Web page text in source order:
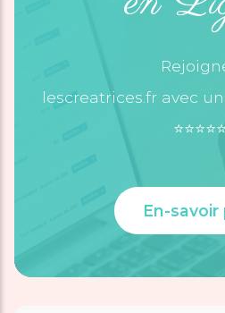
lescreatrices.fr avec
⭐️⭐️⭐️⭐️⭐️
En-savoir